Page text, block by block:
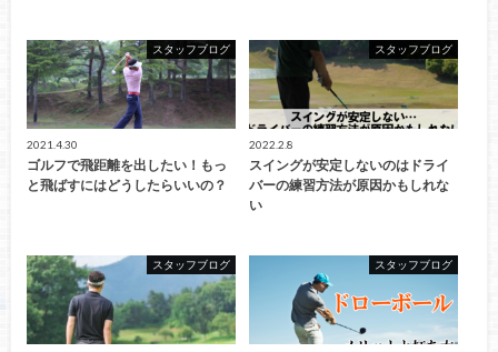
スタッフブログ
2021.4.30
ゴルフで飛距離を出したい！もっ
と飛ばすにはどうしたらいいの？
スタッフブログ
2022.2.8
スイングが安定しないのはドライ
バーの練習方法が原因かもしれな
い
スタッフブログ スタッフブログ